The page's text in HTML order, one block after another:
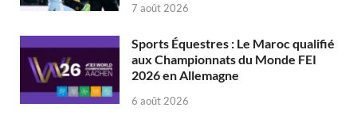
7 août 2026
Sports Équestres : Le Maroc qualifié
aux Championnats du Monde FEI
2026 en Allemagne
6 août 2026